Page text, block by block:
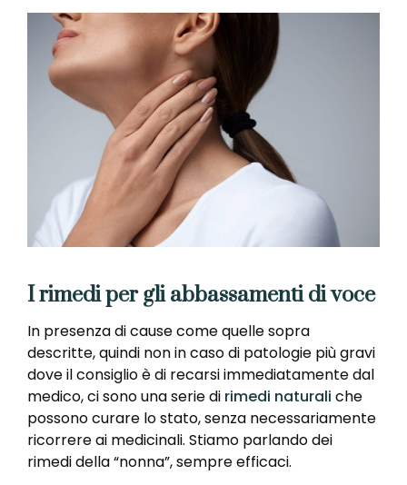
I rimedi per gli abbassamenti di voce
In presenza di cause come quelle sopra
descritte, quindi non in caso di patologie più gravi
dove il consiglio è di recarsi immediatamente dal
medico, ci sono una serie di rimedi naturali che
possono curare lo stato, senza necessariamente
ricorrere ai medicinali. Stiamo parlando dei
rimedi della “nonna”, sempre efficaci.